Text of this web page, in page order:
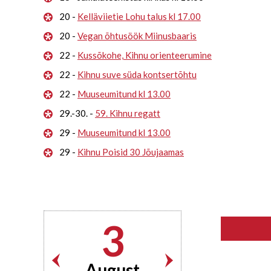
20 - Kelläviietie Lohu talus kl 17.00
20 - Vegan õhtusöök Miinusbaaris
22 - Kussõkohe, Kihnu orienteerumine
22 - Kihnu suve süda kontsertõhtu
22 - Muuseumitund kl 13.00
29.-30. - 59. Kihnu regatt
29 - Muuseumitund kl 13.00
29 - Kihnu Poisid 30 Jõujaamas
3